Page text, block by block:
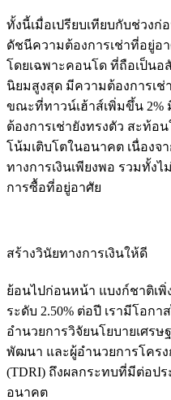
ทั้งนี้เมื่อเปรียบเทียบกับช่วงก่
ดัชนีความต้องการเช่าที่อยู่อ
โดยเฉพาะคอนโด ที่ถือเป็นอ
นิยมสูงสุด มีความต้องการเช่
ขณะที่ทาวน์เฮ้าส์เพิ่มขึ้น 2%
ต้องการเช่ายังทรงตัว สะท้อ
โน้มเติบโตในอนาคต เนื่อง
ทางการเงินเพียงพอ รวมทั้ง
การซื้อที่อยู่อาศัย
สร้างวินัยทางการเงินให้ดี
ย้อนไปก่อนหน้า แบงก์ชาติเ
ระดับ 2.50% ต่อปี เรามีโอก
อำนวยการวิจัยนโยบายเศรษ
พัฒนา และผู้อำนวยการโครง
(TDRI) ถึงผลกระทบที่มีต่อป
อนาคต